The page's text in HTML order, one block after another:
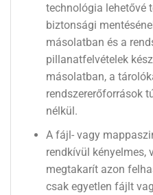
technológia lehetővé
biztonsági
másolatban és a
pillanatfelvételek
másolatban, a
rendszererőforrások
nélkül.
A fájl- vagy
rendkívül kényelmes,
megtakarít azon
csak egyetlen fájlt